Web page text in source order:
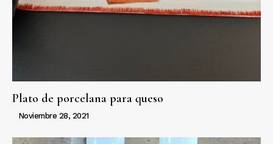
Plato de porcelana para queso
Noviembre 28, 2021